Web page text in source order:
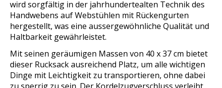
wird sorgfältig in der jahrhundertealten Technik des
Handwebens auf Webstühlen mit Rückengurten
hergestellt, was eine aussergewöhnliche Qualität und
Haltbarkeit gewährleistet.
Mit seinen geräumigen Massen von 40 x 37 cm bietet
dieser Rucksack ausreichend Platz, um alle wichtigen
Dinge mit Leichtigkeit zu transportieren, ohne dabei